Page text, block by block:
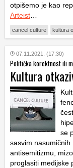
otpišemo je kao
Arteist…
cancel culture kultura
07.11.2021. (17:30)
Politička korektnost ili
Kultura
se
sasvim nasumičnih
antisemitizmu,
proglasiti medijske